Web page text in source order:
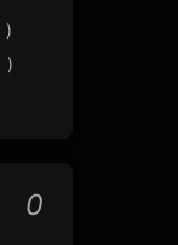
)
)
0